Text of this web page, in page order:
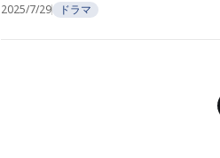
2025/7/29 ドラマ